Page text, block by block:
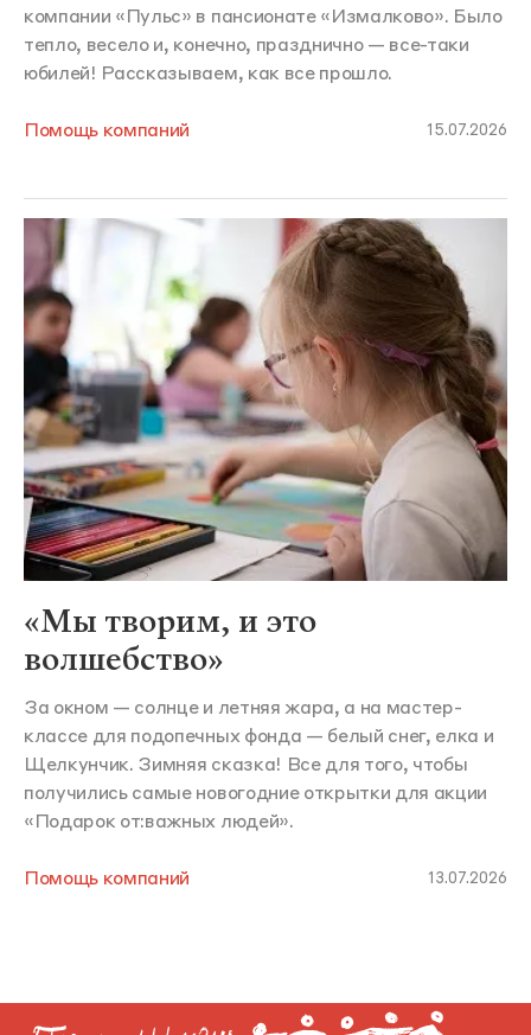
компании «Пульс» в пансионате «Измалково». Было
тепло, весело и, конечно, празднично — все-таки
юбилей! Рассказываем, как все прошло.
Помощь компаний 15.07.2026
«Мы творим, и это
волшебство»
За окном — солнце и летняя жара, а на мастер-
классе для подопечных фонда — белый снег, елка и
Щелкунчик. Зимняя сказка! Все для того, чтобы
получились самые новогодние открытки для акции
«Подарок от:важных людей».
Помощь компаний 13.07.2026